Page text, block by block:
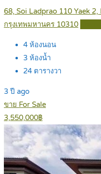
68, Soi Ladprao 110 Yaek
กรุงเทพมหานคร 10310
4 ห้องนอน
3 ห้องน้ำ
24 ตารางวา
3 ปี ago
ขาย For Sale
3,550,000฿